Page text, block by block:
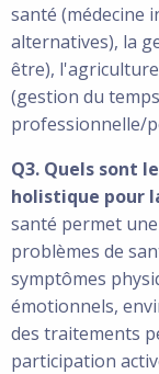
santé (médecine
alternatives), la
être),
(gestion du
professionnelle/
Q3. Quels sont
holistique pour
santé permet
problèmes de
symptômes
émotionnels,
des traitements
participation